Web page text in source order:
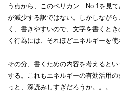
う点から、このペリカン No.1を見
が減少する訳ではない。しかしなが
く、書きやすいので、文字を書くと
く行為には、それほどエネルギーを使
その分、書くための内容を考えると
する。これもエネルギーの有効活用
っと、深読みしすぎだろうか。。。